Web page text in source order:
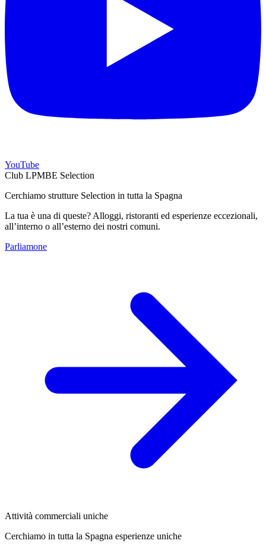
YouTube
Club LPMBE Selection
Cerchiamo strutture Selection in tutta la Spagna
La tua è una di queste? Alloggi, ristoranti ed esperienze eccezionali,
all’interno o all’esterno dei nostri comuni.
Parliamone
Attività commerciali uniche
Cerchiamo in tutta la Spagna esperienze uniche